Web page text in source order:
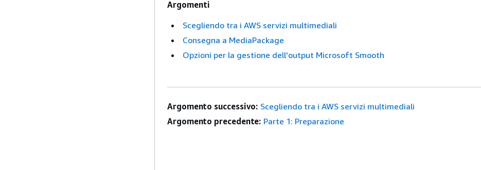
Argomenti
Scegliendo tra i AWS servizi multimediali
Consegna a MediaPackage
Opzioni per la gestione dell'output Microsoft Smooth
Argomento successivo: Scegliendo tra i AWS servizi multimediali
Argomento precedente: Parte 1: Preparazione